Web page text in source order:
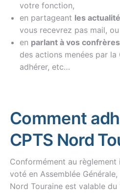
votre fonction,
en partageant les
vous recevrez pas mail,
en parlant à vos confrères
des actions menées par
adhérer, etc…
Comment
CPTS Nord
Conformément au règlement
voté en Assemblée Générale,
Nord Touraine est valable du